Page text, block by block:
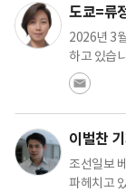
도쿄=류
2026년 3
하고 있습
이벌찬
조선일보
파헤치고